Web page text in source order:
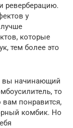
реверберацию.
у
которые
тем более это
вы начинающий
то
вам понравится,
комбик. Но